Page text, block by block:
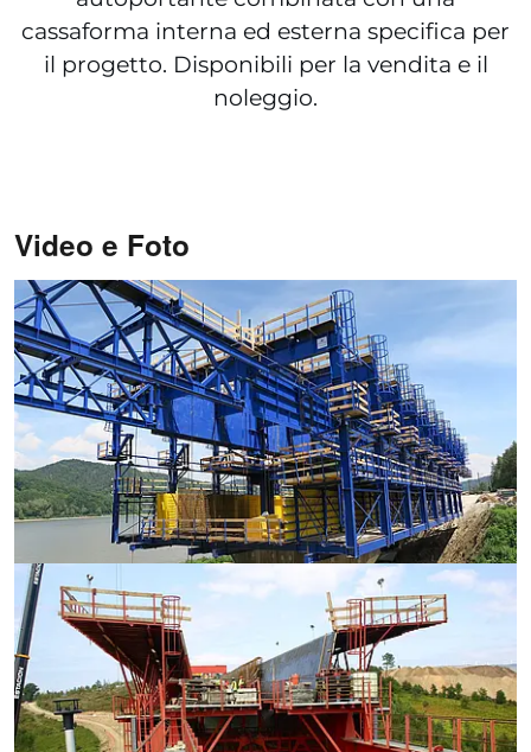
cassaforma interna ed esterna specifica per
il progetto. Disponibili per la vendita e il
noleggio.
Video e Foto